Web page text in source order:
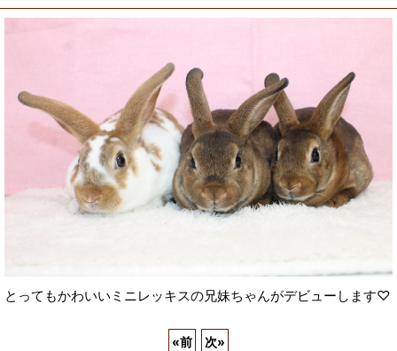
とってもかわいいミニレッキスの兄妹ちゃんがデビューします♡
«前 次»